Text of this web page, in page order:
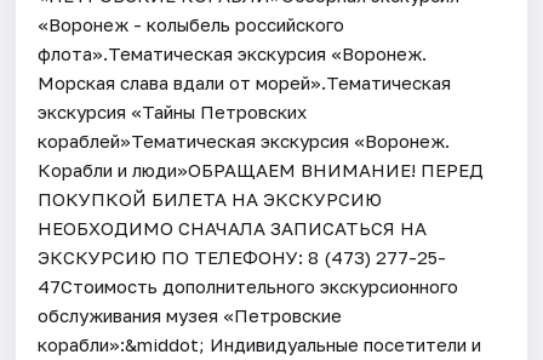
«Воронеж - колыбель российского
флота».Тематическая экскурсия «Воронеж.
Морская слава вдали от морей».Тематическая
экскурсия «Тайны Петровских
кораблей»Тематическая экскурсия «Воронеж.
Корабли и люди»ОБРАЩАЕМ ВНИМАНИЕ! ПЕРЕД
ПОКУПКОЙ БИЛЕТА НА ЭКСКУРСИЮ
НЕОБХОДИМО СНАЧАЛА ЗАПИСАТЬСЯ НА
ЭКСКУРСИЮ ПО ТЕЛЕФОНУ: 8 (473) 277-25-
47Стоимость дополнительного экскурсионного
обслуживания музея «Петровские
корабли»:&middot; Индивидуальные посетители и